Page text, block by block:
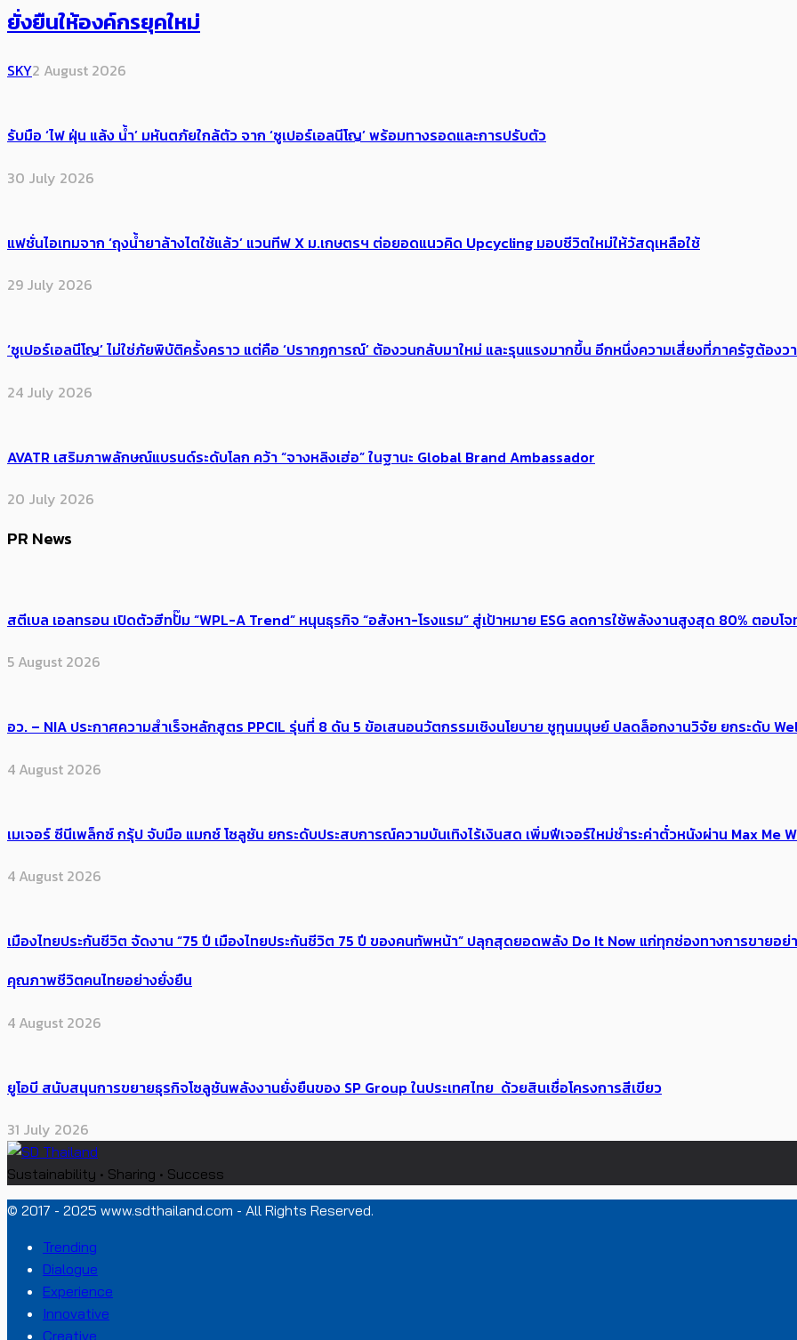
ยั่งยืนให้องค์กรยุคใหม่
SKY2 August 2026
รับมือ ‘ไฟ ฝุ่น แล้ง น้ำ’ มหันตภัยใกล้ตัว จาก ‘ซูเปอร์เอลนีโญ’ พร้อมทางรอดและการปรับตัว
30 July 2026
แฟชั่นไอเทมจาก ‘ถุงน้ำยาล้างไตใช้แล้ว’ แวนทีฟ X ม.เกษตรฯ ต่อยอดแนวคิด Upcycling มอบชีวิตใหม่ให้วัสดุเหลือใช้
29 July 2026
‘ซูเปอร์เอลนีโญ’ ไม่ใช่ภัยพิบัติครั้งคราว แต่คือ ‘ปรากฏการณ์’ ​ต้อง​วนกลับมาใหม่ และรุนแรงมากขึ้น อีกหนึ่งความเสี่ยงที่ภาครัฐต้อง
24 July 2026
AVATR เสริมภาพลักษณ์แบรนด์ระดับโลก คว้า “จางหลิงเฮ่อ” ในฐานะ Global Brand Ambassador
20 July 2026
PR News
สตีเบล เอลทรอน เปิดตัวฮีทปั๊ม “WPL-A Trend” หนุนธุรกิจ “อสังหา-โรงแรม” สู่เป้าหมาย ESG ลดการใช้พลังงานสูงสุด 80% ตอบโ
5 August 2026
อว. – NIA ประกาศความสำเร็จหลักสูตร PPCIL รุ่นที่ 8 ดัน 5 ข้อเสนอนวัตกรรมเชิงนโยบาย ชูทุนมนุษย์ ปลดล็อกงานวิจัย ยกระดับ
4 August 2026
เมเจอร์ ซีนีเพล็กซ์ กรุ้ป จับมือ แมกซ์ โซลูชัน ยกระดับประสบการณ์ความบันเทิงไร้เงินสด เพิ่มฟีเจอร์ใหม่ชำระค่าตั๋วหนังผ่าน Max
4 August 2026
เมืองไทยประกันชีวิต จัดงาน “75 ปี เมืองไทยประกันชีวิต 75 ปี ของคนทัพหน้า” ปลุกสุดยอดพลัง Do It Now แก่ทุกช่องทางการขาย
คุณภาพชีวิตคนไทยอย่างยั่งยืน
4 August 2026
ยูโอบี สนับสนุนการขยายธุรกิจโซลูชันพลังงานยั่งยืนของ SP Group ในประเทศไทย ด้วยสินเชื่อโครงการสีเขียว
31 July 2026
Sustainability • Sharing • Success
© 2017 - 2025 www.sdthailand.com - All Rights Reserved.
Trending
Dialogue
Experience
Innovative
Creative